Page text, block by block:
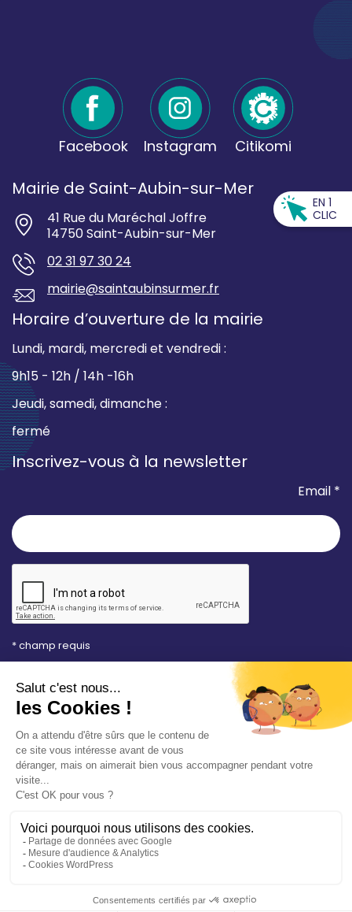
Facebook Instagram Citikomi
Mairie de Saint-Aubin-sur-Mer
41 Rue du Maréchal Joffre
14750 Saint-Aubin-sur-Mer
02 31 97 30 24
mairie@saintaubinsurmer.fr
Horaire d’ouverture de la mairie
Lundi, mardi, mercredi et vendredi :
9h15 - 12h / 14h -16h
Jeudi, samedi, dimanche :
fermé
Inscrivez-vous à la newsletter
Email *
* champ requis
vous envoyer les lettres d'information de la Mairie de
Saint-Aubin-sur-Mer. Vous pouvez à tout moment
utiliser le lien de désabonnement intégré dans la
newsletter. Consultez notre
confidentialitépour en savoir plus.
Vos démarches en ligne
Politique de confidentialité
Accessibilité conforme à 94%
EN 1
CLIC